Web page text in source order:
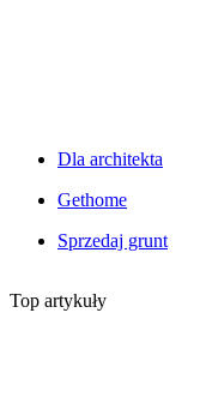
Dla architekta
Gethome
Sprzedaj grunt
Top artykuły